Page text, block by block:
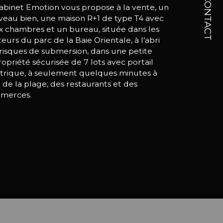
CONTACT
salle d'eau
mitoyens
Emotion vous propose à la vente, un
bien, une maison R+1 de type T4 avec
chambres et un bureau, située dans les
du parc de la Baie Orientale, à l’abri
de submersion, dans une petite
sécurisée de 7 lots avec portail
à seulement quelques minutes à
de la plage, des restaurants et des
aménagée, une chambre de 12,5 m²